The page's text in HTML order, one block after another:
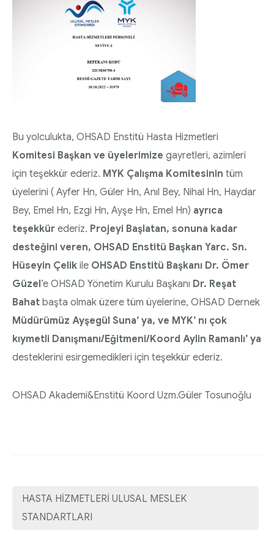
Diyabette Güncel Tedavi Seçenekleri Sunum
Dosyası
Sunum Dosyası
HEMŞİRELİK YÖNETİM KOMİTESİ | 2020 Faaliyet
HEMŞİRELİK YÖNETİM KOMİTESİ | 2021 Faaliyet
Bu yolculukta, OHSAD Enstitü Hasta Hizmetleri
Komitesi Başkan ve üyelerimize gayretleri, azimleri
için teşekkür ederiz. MYK Çalışma Komitesinin tüm
üyelerini ( Ayfer Hn, Güler Hn, Anıl Bey, Nihal Hn, Haydar
Bey, Emel Hn, Ezgi Hn, Ayşe Hn, Emel Hn) ayrıca
teşekkür ederiz. Projeyi Başlatan, sonuna kadar
desteğini veren, OHSAD Enstitü Başkan Yarc. Sn.
Hüseyin Çelik ile OHSAD Enstitü Başkanı Dr. Ömer
Güzel’e OHSAD Yönetim Kurulu Başkanı Dr. Reşat
Bahat başta olmak üzere tüm üyelerine, OHSAD Dernek
Müdürümüz Ayşegül Suna’ ya, ve MYK’ nı çok
kıymetli Danışmanı/Eğitmeni/Koord Aylin Ramanlı’ ya
desteklerini esirgemedikleri için teşekkür ederiz.
OHSAD Akademi&Enstitü Koord Uzm.Güler Tosunoğlu
HASTA HİZMETLERİ ULUSAL MESLEK
STANDARTLARI